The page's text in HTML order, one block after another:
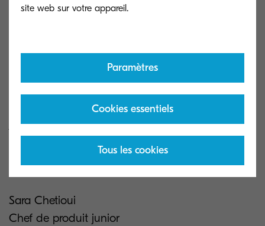
Si cette vidéo vous a été utile, pensez à mettre un
j’aime, vous abonner à la chaîne et activer la
Sara Chetioui
Chef de produit junior
Paramètres
Cookies essentiels
Tous les cookies